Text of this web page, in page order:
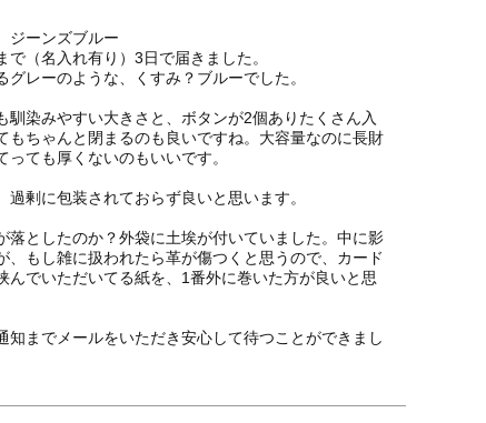
ジーンズブルー
で（名入れ有り）3日で届きました。
グレーのような、くすみ？ブルーでした。
馴染みやすい大きさと、ボタンが2個ありたくさん入
もちゃんと閉まるのも良いですね。大容量なのに長財
っても厚くないのもいいです。
過剰に包装されておらず良いと思います。
落としたのか？外袋に土埃が付いていました。中に影
、もし雑に扱われたら革が傷つくと思うので、カード
んでいただいてる紙を、1番外に巻いた方が良いと思
知までメールをいただき安心して待つことができまし